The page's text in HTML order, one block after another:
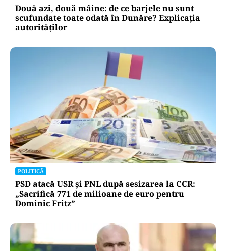
Două azi, două mâine: de ce barjele nu sunt
scufundate toate odată în Dunăre? Explicația
autorităților
POLITICĂ
PSD atacă USR și PNL după sesizarea la CCR:
„Sacrifică 771 de milioane de euro pentru
Dominic Fritz”